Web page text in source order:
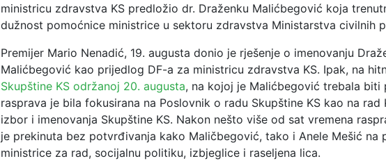
ministricu zdravstva KS predložio dr. Draženku Malićbegović koja
dužnost pomoćnice ministrice u sektoru zdravstva Ministarstva civilnih
Premijer Mario Nenadić, 19. augusta donio je rješenje o imenovanju
Malićbegović kao prijedlog DF-a za ministricu zdravstva KS. Ipak, na
Skupštine KS održanoj 20. augusta, na kojoj je Malićbegović trebala biti
rasprava je bila fokusirana na Poslovnik o radu Skupštine KS kao na rad
izbor i imenovanja Skupštine KS. Nakon nešto više od sat vremena
je prekinuta bez potvrđivanja kako Maličbegović, tako i Anele Mešić na
ministrice za rad, socijalnu politiku, izbjeglice i raseljena lica.